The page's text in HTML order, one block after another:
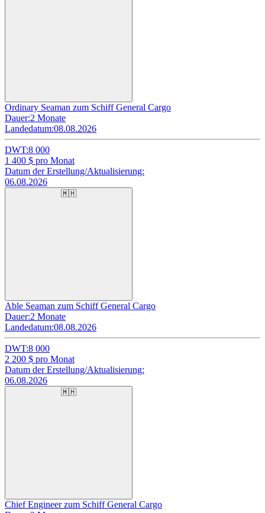
Ordinary Seaman zum Schiff General Cargo
Dauer:2 Monate
Landedatum:08.08.2026
DWT:8 000
1 400 $ pro Monat
Datum der Erstellung/Aktualisierung:
06.08.2026
🇲🇭
Able Seaman zum Schiff General Cargo
Dauer:2 Monate
Landedatum:08.08.2026
DWT:8 000
2 200 $ pro Monat
Datum der Erstellung/Aktualisierung:
06.08.2026
🇲🇭
Chief Engineer zum Schiff General Cargo